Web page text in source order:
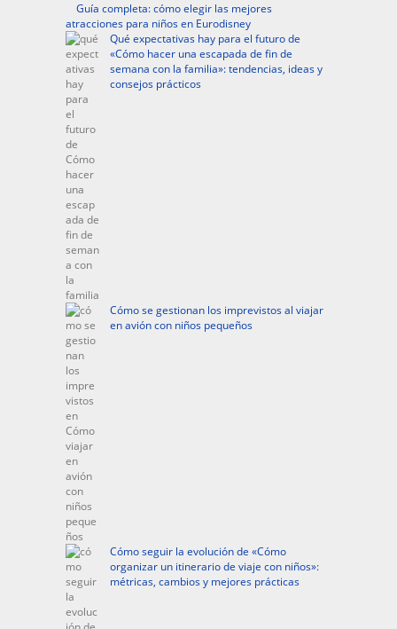
Guía completa: cómo elegir las mejores
atracciones para niños en Eurodisney
Qué expectativas hay para el futuro de
«Cómo hacer una escapada de fin de
semana con la familia»: tendencias, ideas y
consejos prácticos
Cómo se gestionan los imprevistos al viajar
en avión con niños pequeños
Cómo seguir la evolución de «Cómo
organizar un itinerario de viaje con niños»:
métricas, cambios y mejores prácticas